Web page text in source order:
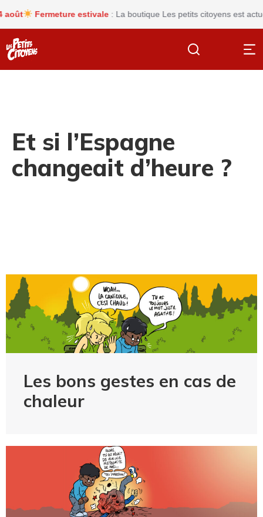
Fermeture estivale: La boutique Les petits citoyens est
Et si l’Espagne
changeait d’heure ?
Les bons gestes en cas de
chaleur